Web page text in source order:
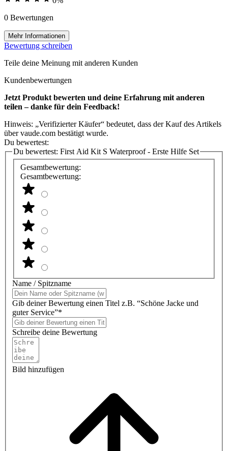
0 Bewertungen
Mehr Informationen
Bewertung schreiben
Teile deine Meinung mit anderen Kunden
Kundenbewertungen
Jetzt Produkt bewerten und deine Erfahrung mit anderen
teilen – danke für dein Feedback!
Hinweis: „Verifizierter Käufer“ bedeutet, dass der Kauf des Artikels
über vaude.com bestätigt wurde.
Du bewertest:
Du bewertest: First Aid Kit S Waterproof - Erste Hilfe Set
Gesamtbewertung:
Gesamtbewertung:
Name / Spitzname
Gib deiner Bewertung einen Titel z.B. “Schöne Jacke und
guter Service”*
Schreibe deine Bewertung
Bild hinzufügen